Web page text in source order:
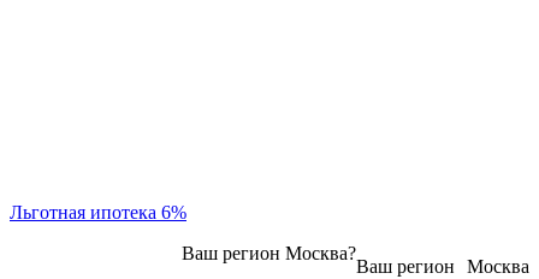
Льготная ипотека 6%
Москва
Ваш регион
Ваш регион Москва?